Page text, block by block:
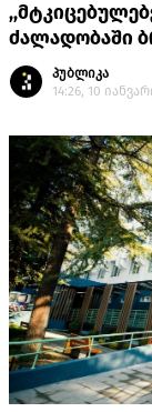
ძალადობაში
პუბლიკა
14:26, 10